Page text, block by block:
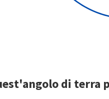
di terra